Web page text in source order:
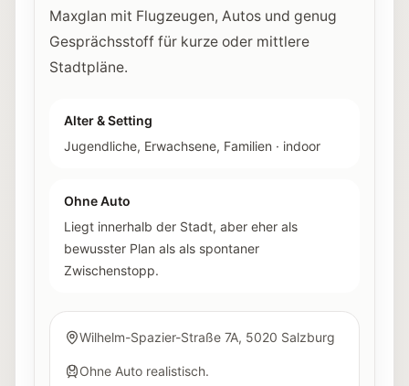
Maxglan mit Flugzeugen, Autos und genug
Gesprächsstoff für kurze oder mittlere
Stadtpläne.
Alter & Setting
Jugendliche, Erwachsene, Familien · indoor
Ohne Auto
Liegt innerhalb der Stadt, aber eher als
bewusster Plan als als spontaner
Zwischenstopp.
Wilhelm-Spazier-Straße 7A, 5020 Salzburg
Ohne Auto realistisch.